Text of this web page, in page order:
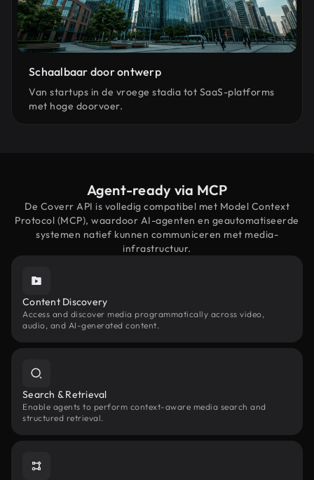
Schaalbaar door ontwerp
Van startups in de vroege stadia tot SaaS-platforms
met hoge doorvoer.
Agent-ready via MCP
De Coverr API is volledig compatibel met Model Context
Protocol (MCP), waardoor AI-agenten en geautomatiseerde
systemen natief kunnen communiceren met media-
infrastructuur.
Content Discovery
Access and discover media programmatically across video,
audio, and AI-generated content.
Search & Retrieval
Enable agents to perform context-aware media search and
structured retrieval.